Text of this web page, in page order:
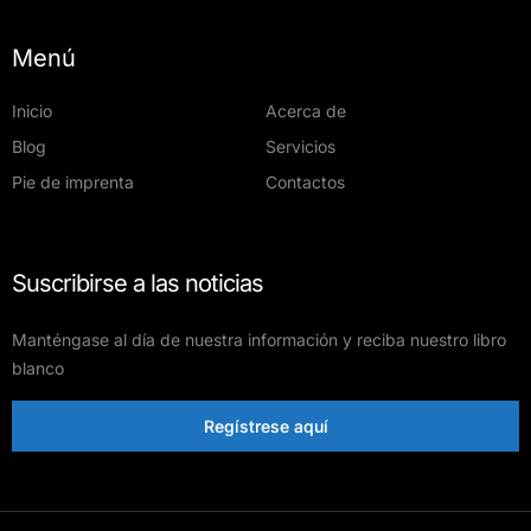
Menú
Inicio
Acerca de
Blog
Servicios
Pie de imprenta
Contactos
Suscribirse a las noticias
Manténgase al día de nuestra información y reciba nuestro libro
blanco
Regístrese aquí